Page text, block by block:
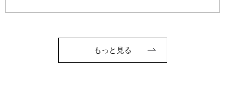
もっと見る